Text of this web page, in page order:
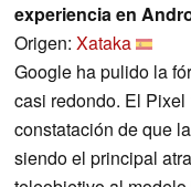
experiencia en
Origen: Xataka
Google ha pulido la
casi redondo. El
constatación de que
siendo el principal